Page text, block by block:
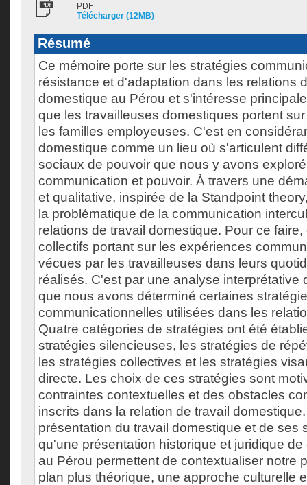
PDF
Télécharger (12MB)
Résumé
Ce mémoire porte sur les stratégies
résistance et d'adaptation dans les relations
domestique au Pérou et s'intéresse
que les travailleuses domestiques portent
les familles employeuses. C'est en
domestique comme un lieu où s'articulent
sociaux de pouvoir que nous y avons
communication et pouvoir. À travers une
et qualitative, inspirée de la Standpoint
la problématique de la communication
relations de travail domestique. Pour ce
collectifs portant sur les expériences
vécues par les travailleuses dans leurs
réalisés. C'est par une analyse interprétative
que nous avons déterminé certaines
communicationnelles utilisées dans les
Quatre catégories de stratégies ont été
stratégies silencieuses, les stratégies de
les stratégies collectives et les stratégies
directe. Les choix de ces stratégies sont
contraintes contextuelles et des obstacles
inscrits dans la relation de travail
présentation du travail domestique et de ses
qu'une présentation historique et juridique
au Pérou permettent de contextualiser notre
plan plus théorique, une approche culturelle